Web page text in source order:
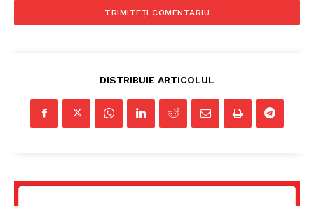
DISTRIBUIE ARTICOLUL